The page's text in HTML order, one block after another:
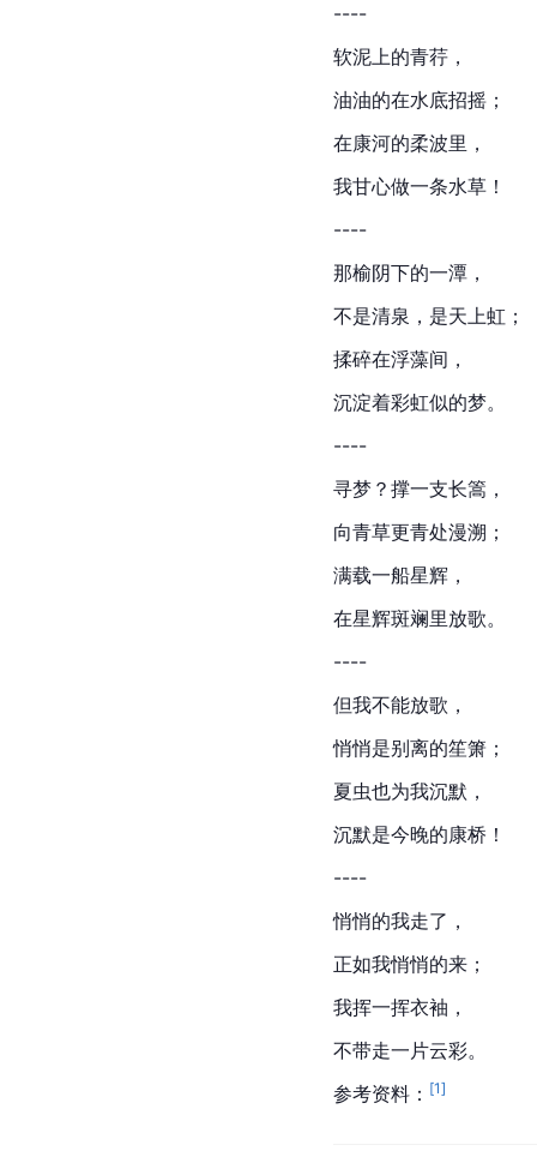
----
软泥上的青荇 ，
油油的在水底招摇 ；
在康河的柔波里，
我甘心做一条水草！
----
那榆阴下的一潭，
不是清泉，是天上虹；
揉碎在浮藻间，
沉淀着彩虹似的梦。
----
寻梦？撑一支长篙，
向青草更青处漫溯；
满载一船星辉 ，
在星辉斑斓里放歌。
----
但我不能放歌，
悄悄是别离的笙箫；
夏虫也为我沉默，
沉默是今晚的康桥！
----
悄悄的我走了，
正如我悄悄的来；
我挥一挥衣袖，
不带走一片云彩。
参考资料： [1]